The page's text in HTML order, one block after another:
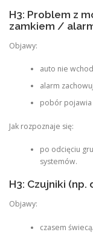
H3: Problem z
zamkiem /
Objawy:
auto nie
alarm
pobór pojawia
Jak rozpoznaje się:
po odcięciu
systemów.
H3: Czujniki
Objawy:
czasem